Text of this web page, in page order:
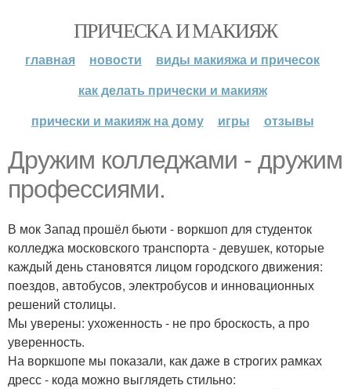
ПРИЧЕСКА И МАКИЯЖ
главная новости
виды макияжа и причесок
как делать прически и макияж
прически и макияж на дому
игры отзывы
Дружим колледжами - дружим
профессиями.
В мок Запад прошёл бьюти - воркшоп для студенток
колледжа московского транспорта - девушек, которые
каждый день становятся лицом городского движения:
поездов, автобусов, электробусов и инновационных
решений столицы.
Мы уверены: ухоженность - не про броскость, а про
уверенность.
На воркшопе мы показали, как даже в строгих рамках
дресс - кода можно выглядеть стильно: